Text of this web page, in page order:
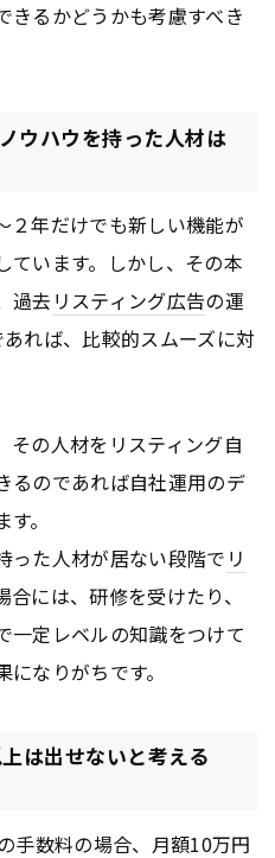
きるかどうかも考慮すべき
ウハウを持った人材は
２年だけでも新しい機能が
ています。しかし、その本
過去 リスティング広告の運
れば、比較的スムーズに対
その人材をリスティング自
るのであれば自社運用のデ
。
った人材が居ない段階で リ
合には、研修を受けたり、
一定レベルの知識をつけて
なりがちです。
は出せないと考える
手数料の場合、月額10万円